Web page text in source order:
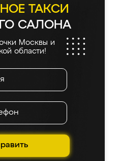
ТАКСИ
САЛОНА
Москвы и
области!